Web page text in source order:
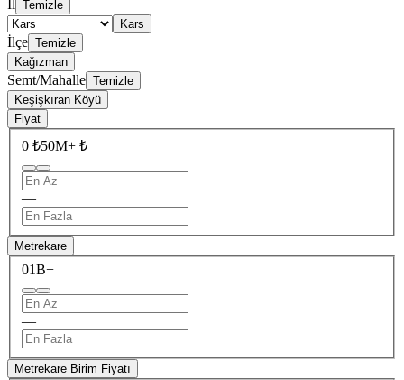
İl Temizle
Kars
İlçe Temizle
Kağızman
Semt/Mahalle Temizle
Keşişkıran Köyü
Fiyat
0 ₺50M+ ₺
—
Metrekare
01B+
—
Metrekare Birim Fiyatı